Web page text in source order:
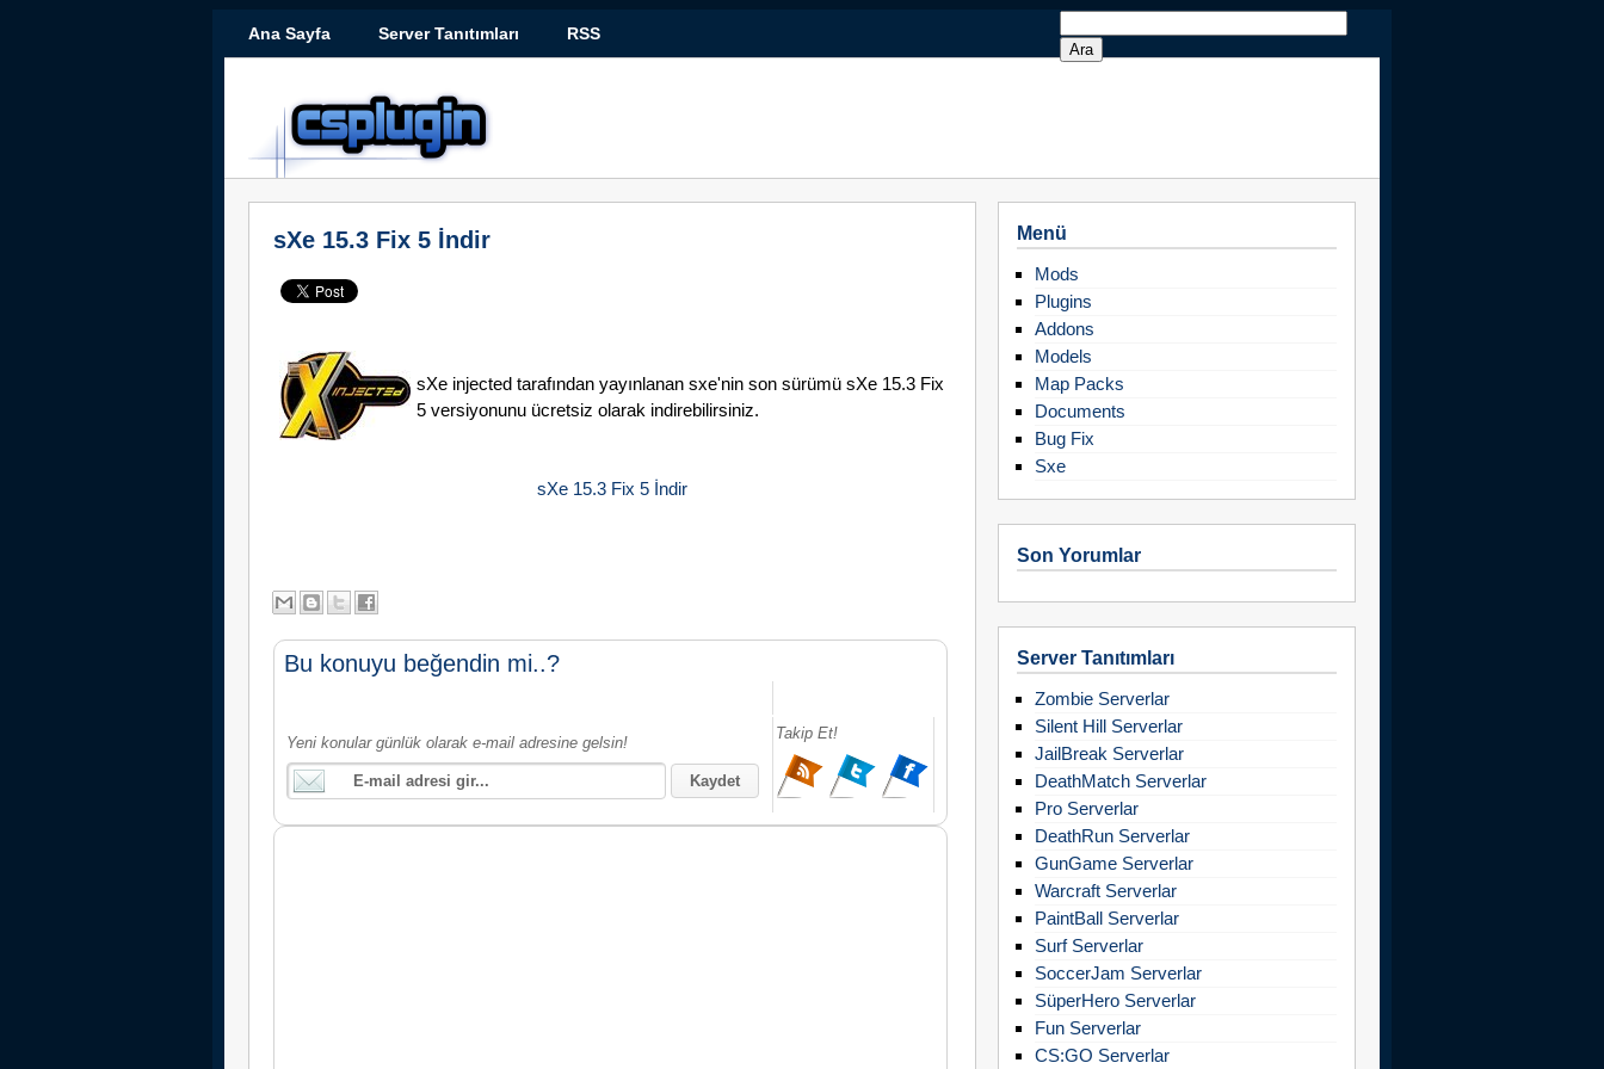
Ana Sayfa Server Tanıtımları RSS
sXe 15.3 Fix 5 İndir
sXe injected tarafından yayınlanan sxe'nin son sürümü sXe 15.3 Fix
5 versiyonunu ücretsiz olarak indirebilirsiniz.
sXe 15.3 Fix 5 İndir
Bu konuyu beğendin mi..?
Yeni konular günlük olarak e-mail adresine gelsin!
Takip Et!
Menü
Mods
Plugins
Addons
Models
Map Packs
Documents
Bug Fix
Sxe
Son Yorumlar
Server Tanıtımları
Zombie Serverlar
Silent Hill Serverlar
JailBreak Serverlar
DeathMatch Serverlar
Pro Serverlar
DeathRun Serverlar
GunGame Serverlar
Warcraft Serverlar
PaintBall Serverlar
Surf Serverlar
SoccerJam Serverlar
SüperHero Serverlar
Fun Serverlar
CS:GO Serverlar